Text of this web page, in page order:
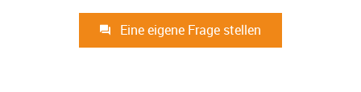
Eine eigene Frage stellen